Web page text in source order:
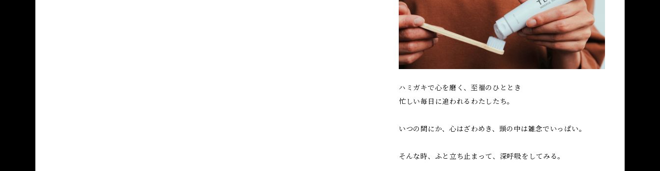
ハミガキで心を磨く、至福のひととき
忙しい毎日に追われるわたしたち。
いつの間にか、心はざわめき、頭の中は雑念でいっぱい。
そんな時、ふと立ち止まって、深呼吸をしてみる。